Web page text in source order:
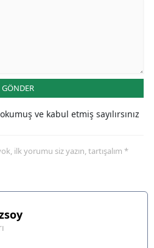
GÖNDER
okumuş ve kabul etmiş sayılırsınız
ilk yorumu siz yazın, tartışalım *